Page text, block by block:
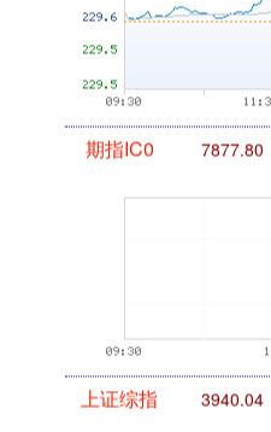
期指IC0 7877.80
上证综指 3940.04